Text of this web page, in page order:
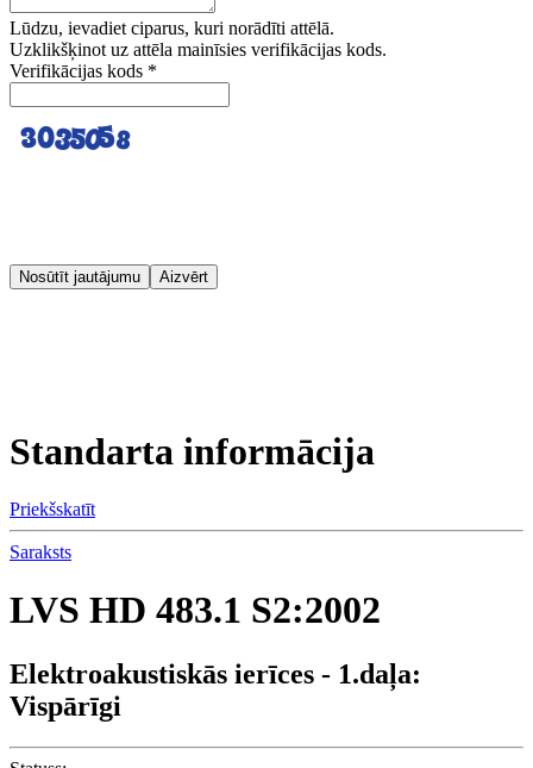
Lūdzu, ievadiet ciparus, kuri norādīti attēlā.
Uzklikšķinot uz attēla mainīsies verifikācijas kods.
Verifikācijas kods *
Nosūtīt jautājumu Aizvērt
Standarta informācija
Priekšskatīt
Saraksts
LVS HD 483.1 S2:2002
Elektroakustiskās ierīces - 1.daļa:
Vispārīgi